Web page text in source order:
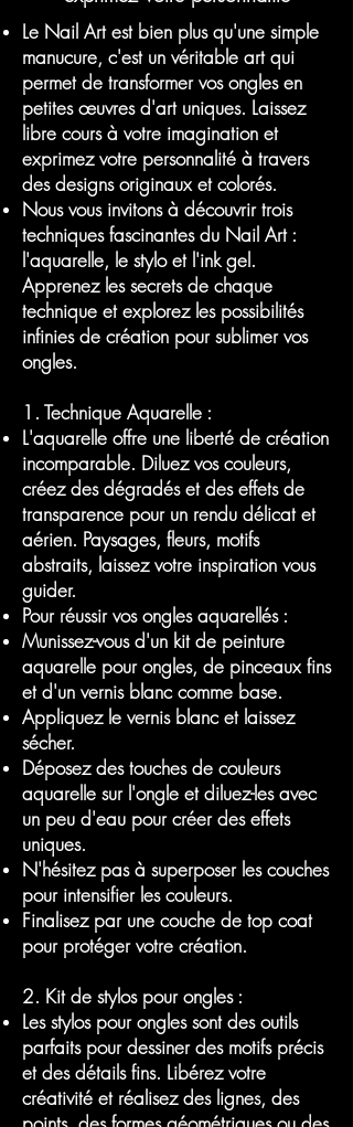
Le Nail Art est bien plus qu'une simple
manucure, c'est un véritable art qui
permet de transformer vos ongles en
petites œuvres d'art uniques. Laissez
libre cours à votre imagination et
exprimez votre personnalité à travers
des designs originaux et colorés.
Nous vous invitons à découvrir trois
techniques fascinantes du Nail Art :
l'aquarelle, le stylo et l'ink gel.
Apprenez les secrets de chaque
technique et explorez les possibilités
infinies de création pour sublimer vos
ongles.
1. Technique Aquarelle :
L'aquarelle offre une liberté de création
incomparable. Diluez vos couleurs,
créez des dégradés et des effets de
transparence pour un rendu délicat et
aérien. Paysages, fleurs, motifs
abstraits, laissez votre inspiration vous
guider.
Pour réussir vos ongles aquarellés :
Munissez-vous d'un kit de peinture
aquarelle pour ongles, de pinceaux fins
et d'un vernis blanc comme base.
Appliquez le vernis blanc et laissez
sécher.
Déposez des touches de couleurs
aquarelle sur l'ongle et diluez-les avec
un peu d'eau pour créer des effets
uniques.
N'hésitez pas à superposer les couches
pour intensifier les couleurs.
Finalisez par une couche de top coat
pour protéger votre création.
2. Kit de stylos pour ongles :
Les stylos pour ongles sont des outils
parfaits pour dessiner des motifs précis
et des détails fins. Libérez votre
créativité et réalisez des lignes, des